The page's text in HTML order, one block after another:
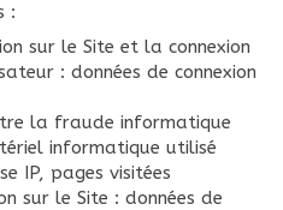
:
sur le Site et la connexion
: données de connexion
la fraude informatique
informatique utilisé
IP, pages visitées
sur le Site : données de